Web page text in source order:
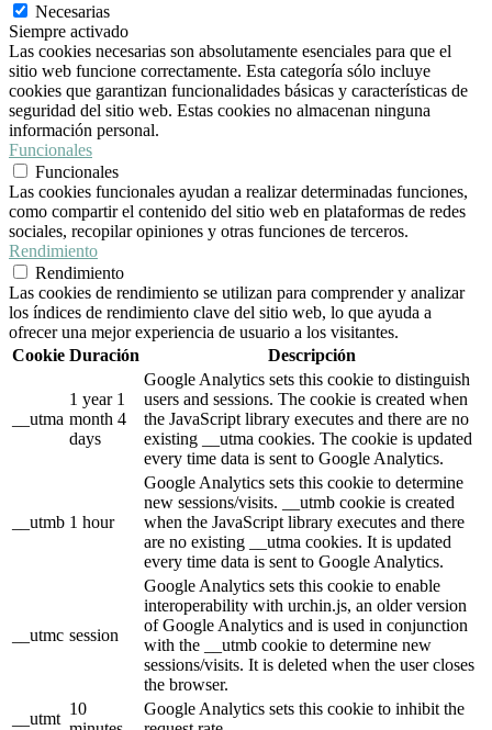
Necesarias
Siempre activado
Las cookies necesarias son absolutamente esenciales para que el
sitio web funcione correctamente. Esta categoría sólo incluye
cookies que garantizan funcionalidades básicas y características de
seguridad del sitio web. Estas cookies no almacenan ninguna
información personal.
Funcionales
Funcionales
Las cookies funcionales ayudan a realizar determinadas funciones,
como compartir el contenido del sitio web en plataformas de redes
sociales, recopilar opiniones y otras funciones de terceros.
Rendimiento
Rendimiento
Las cookies de rendimiento se utilizan para comprender y analizar
los índices de rendimiento clave del sitio web, lo que ayuda a
ofrecer una mejor experiencia de usuario a los visitantes.
Cookie Duración Descripción
__utma
1 year 1
month 4
days
Google Analytics sets this cookie to distinguish
users and sessions. The cookie is created when
the JavaScript library executes and there are no
existing __utma cookies. The cookie is updated
every time data is sent to Google Analytics.
__utmb 1 hour
Google Analytics sets this cookie to determine
new sessions/visits. __utmb cookie is created
when the JavaScript library executes and there
are no existing __utma cookies. It is updated
every time data is sent to Google Analytics.
__utmc session
Google Analytics sets this cookie to enable
interoperability with urchin.js, an older version
of Google Analytics and is used in conjunction
with the __utmb cookie to determine new
sessions/visits. It is deleted when the user closes
the browser.
__utmt
10
Google Analytics sets this cookie to inhibit the